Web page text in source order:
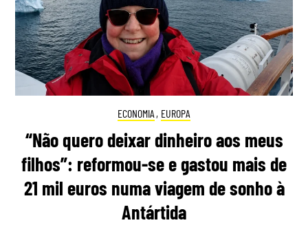
ECONOMIA , EUROPA
“Não quero deixar dinheiro aos meus
filhos”: reformou-se e gastou mais de
21 mil euros numa viagem de sonho à
Antártida